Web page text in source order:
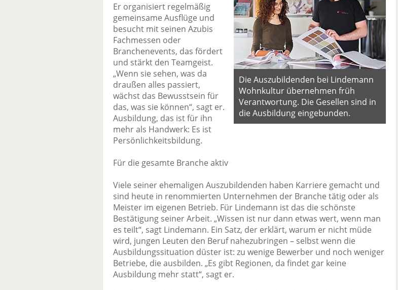
Die Auszubildenden bei Lindemann
Wohnkultur übernehmen früh
Verantwortung. Die Gesellen sind in
die Ausbildung eingebunden.
Er organisiert regelmäßig
gemeinsame Ausflüge und
besucht mit seinen Azubis
Fachmessen oder
Branchenevents, das fördert
und stärkt den Teamgeist.
„Wenn sie sehen, was da
draußen alles passiert,
wächst das Bewusstsein für
das, was sie können“, sagt er.
Ausbildung, das ist für ihn
mehr als Handwerk: Es ist
Persönlichkeitsbildung.
Für die gesamte Branche aktiv
Viele seiner ehemaligen Auszubildenden haben Karriere gemacht und
sind heute in renommierten Unternehmen der Branche tätig oder als
Meister im eigenen Betrieb. Für Lindemann ist das die schönste
Bestätigung seiner Arbeit. „Wissen ist nur dann etwas wert, wenn man
es teilt“, sagt Lindemann. Ein Satz, der erklärt, warum er nicht müde
wird, jungen Leuten den Beruf nahezubringen – selbst wenn die
Ausbildungssituation düster ist: zu wenige Bewerber und noch weniger
Betriebe, die ausbilden. „Es gibt Regionen, da findet gar keine
Ausbildung mehr statt“, sagt er.